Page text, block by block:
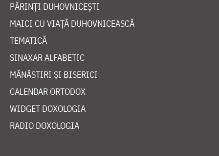
PĂRINȚI DUHOVNICEȘTI
MAICI CU VIAȚĂ DUHOVNICEASCĂ
TEMATICĂ
SINAXAR ALFABETIC
MĂNĂSTIRI ȘI BISERICI
CALENDAR ORTODOX
WIDGET DOXOLOGIA
RADIO DOXOLOGIA